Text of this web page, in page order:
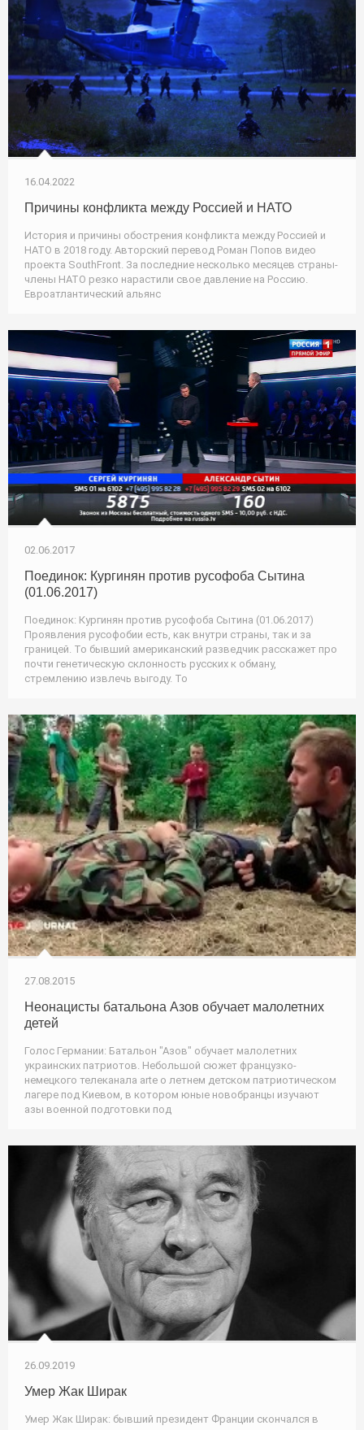
16.04.2022
Причины конфликта между Россией и НАТО
История и причины обострения конфликта между Россией и
НАТО в 2018 году. Авторский перевод Роман Попов видео
проекта SouthFront. За последние несколько месяцев страны-
члены НАТО резко нарастили свое давление на Россию.
Евроатлантический альянс
02.06.2017
Поединок: Кургинян против русофоба Сытина
(01.06.2017)
Поединок: Кургинян против русофоба Сытина (01.06.2017)
Проявления русофобии есть, как внутри страны, так и за
границей. То бывший американский разведчик расскажет про
почти генетическую склонность русских к обману,
стремлению извлечь выгоду. То
27.08.2015
Неонацисты батальона Азов обучает малолетних
детей
Голос Германии: Батальон "Азов" обучает малолетних
украинских патриотов. Небольшой сюжет французко-
немецкого телеканала arte о летнем детском патриотическом
лагере под Киевом, в котором юные новобранцы изучают
азы военной подготовки под
26.09.2019
Умер Жак Ширак
Умер Жак Ширак: бывший президент Франции скончался в